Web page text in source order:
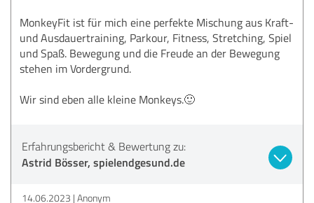
MonkeyFit ist für mich eine perfekte Mischung aus Kraft-
und Ausdauertraining, Parkour, Fitness, Stretching, Spiel
und Spaß. Bewegung und die Freude an der Bewegung
stehen im Vordergrund.
Wir sind eben alle kleine Monkeys.🙂
Erfahrungsbericht & Bewertung zu:
Astrid Bösser, spielendgesund.de
14.06.2023 Anonym